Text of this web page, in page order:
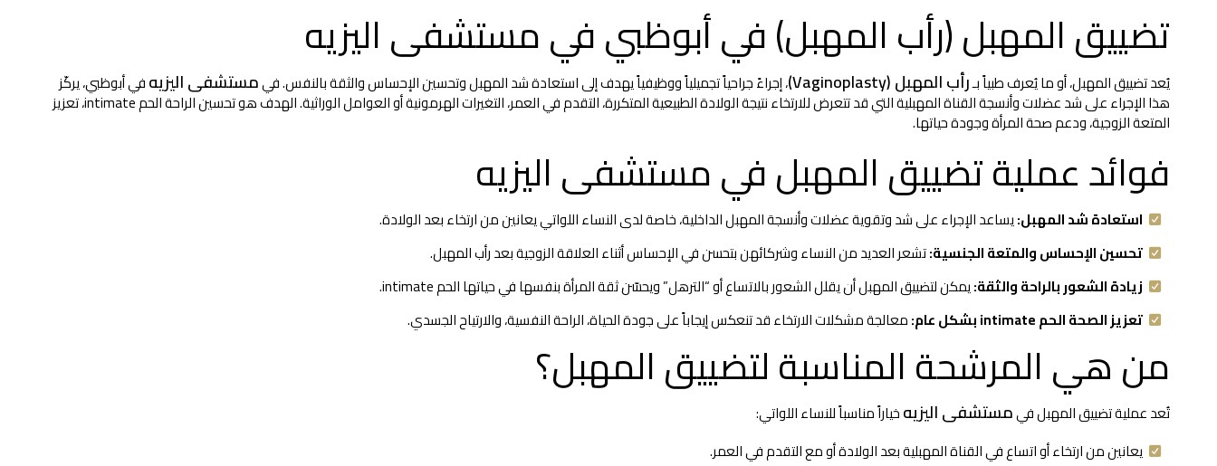
تضييق المهبل (رأب المهبل) في أبوظبي في مستشفى اليزيه
يُعد تضييق المهبل، أو ما يُعرف طبياً بـرأب المهبل (Vaginoplasty) ، إجراءً جراحياً تجميلياً ووظيفياً يهدف إلى استعادة شد المهبل وتحسين الإحساس والثقة بالنفس. فيمستشفى اليزيهفي أبوظبي، يركّز
هذا الإجراء على شد عضلات وأنسجة القناة المهبلية التي قد تتعرض للارتخاء نتيجة الولادة الطبيعية المتكررة، التقدم في العمر، التغيرات الهرمونية أو العوامل الوراثية. الهدف هو تحسين الراحة الحم intimate، تعزيز
المتعة الزوجية، ودعم صحة المرأة وجودة حياتها.
فوائد عملية تضييق المهبل في مستشفى اليزيه
استعادة شد المهبل:يساعد الإجراء على شد وتقوية عضلات وأنسجة المهبل الداخلية، خاصة لدى النساء اللواتي يعانين من ارتخاء بعد الولادة.
تحسين الإحساس والمتعة الجنسية:تشعر العديد من النساء وشركائهن بتحسن في الإحساس أثناء العلاقة الزوجية بعد رأب المهبل.
زيادة الشعور بالراحة والثقة:يمكن لتضييق المهبل أن يقلل الشعور بالاتساع أو “الترهل” ويحسّن ثقة المرأة بنفسها في حياتها الحم intimate.
تعزيز الصحة الحم intimate بشكل عام:
معالجة مشكلات الارتخاء قد تنعكس إيجاباً على جودة الحياة، الراحة النفسية، والارتياح الجسدي.
من هي المرشحة المناسبة لتضييق المهبل؟
تُعد عملية تضييق المهبل فيمستشفى اليزيهخياراً مناسباً للنساء اللواتي:
يعانين من ارتخاء أو اتساع في القناة المهبلية بعد الولادة أو مع التقدم في العمر.